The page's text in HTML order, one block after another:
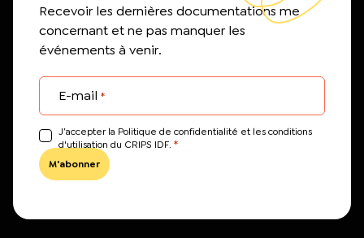
Recevoir les dernières documentations me
concernant et ne pas manquer les
événements à venir.
E-mail *
J’accepter la Politique de confidentialité et les conditions
d'utilisation du CRIPS IDF. *